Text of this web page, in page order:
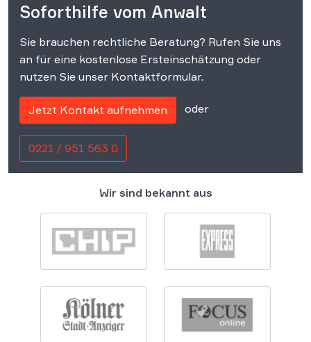
Soforthilfe vom Anwalt
Sie brauchen rechtliche Beratung? Rufen Sie uns
an für eine kostenlose Ersteinschätzung oder
nutzen Sie unser Kontaktformular.
Jetzt Kontakt aufnehmen oder
0221 / 951 563 0
Wir sind bekannt aus